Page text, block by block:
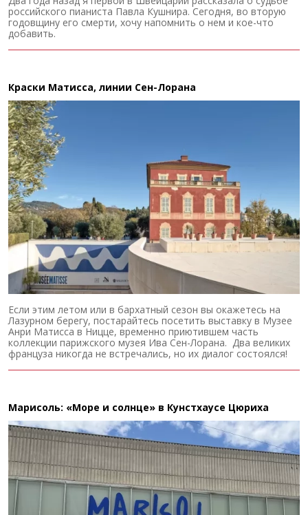
российского пианиста Павла Кушнира. Сегодня, во вторую
годовщину его смерти, хочу напомнить о нем и кое-что
добавить.
Краски Матисса, линии Сен-Лорана
Если этим летом или в бархатный сезон вы окажетесь на
Лазурном берегу, постарайтесь посетить выставку в Музее
Анри Матисса в Ницце, временно приютившем часть
коллекции парижского музея Ива Сен-Лорана. Два великих
француза никогда не встречались, но их диалог состоялся!
Марисоль: «Море и солнце» в Кунстхаусе Цюриха